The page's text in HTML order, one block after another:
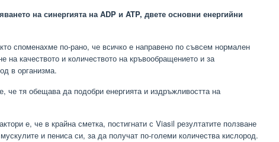
на синергията на ADP и ATP, двете основни енергийни
споменахме по-рано, че всичко е направено по съвсем нормален
на качеството и количеството на кръвообращението и за
в организма.
че тя обещава да подобри енергията и издръжливостта на
е, че в крайна сметка, постигнати с Viasil резултатите ползване
и пениса си, за да получат по-големи количества кислород.